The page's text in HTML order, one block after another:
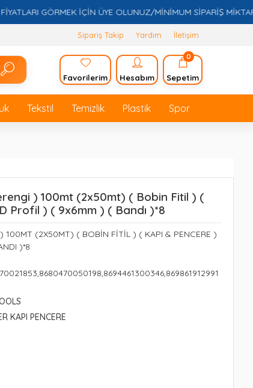
GÖRMEK İÇİN ÜYE OLUNUZ/MİNİMUM SİPARİŞ MİKTARI
Sipariş Takip Yardım İletişim
Favorilerim Hesabım
0
Sepetim
Tekstil Temizlik Plastik Spor
) 100mt (2x50mt) ( Bobin Fitil ) (
Profil ) ( 9x6mm ) ( Bandı )*8
100MT (2X50MT) ( BOBİN FİTİL ) ( KAPI & PENCERE )
)*8
KAPI PENCERE